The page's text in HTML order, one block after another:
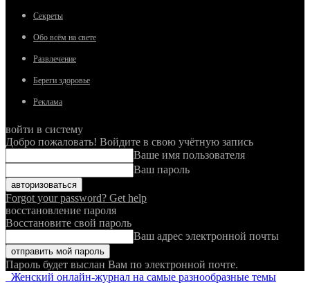
Секреты
Обо всём на свете
Развлечение
Береги здоровье
Реклама
войти в систему
Добро пожаловать! Войдите в свою учётную запись
Ваше имя пользователя
Ваш пароль
Forgot your password? Get help
восстановление пароля
Восстановите свой пароль
Ваш адрес электронной почты
Пароль будет выслан Вам по электронной почте.
Женский онлайн-журнал на самые разнообразные темы